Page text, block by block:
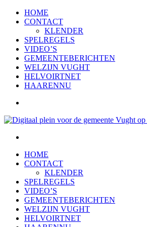
HOME
CONTACT
KLENDER
SPELREGELS
VIDEO’S
GEMEENTEBERICHTEN
WELZIJN VUGHT
HELVOIRTNET
HAARENNU
HOME
CONTACT
KLENDER
SPELREGELS
VIDEO’S
GEMEENTEBERICHTEN
WELZIJN VUGHT
HELVOIRTNET